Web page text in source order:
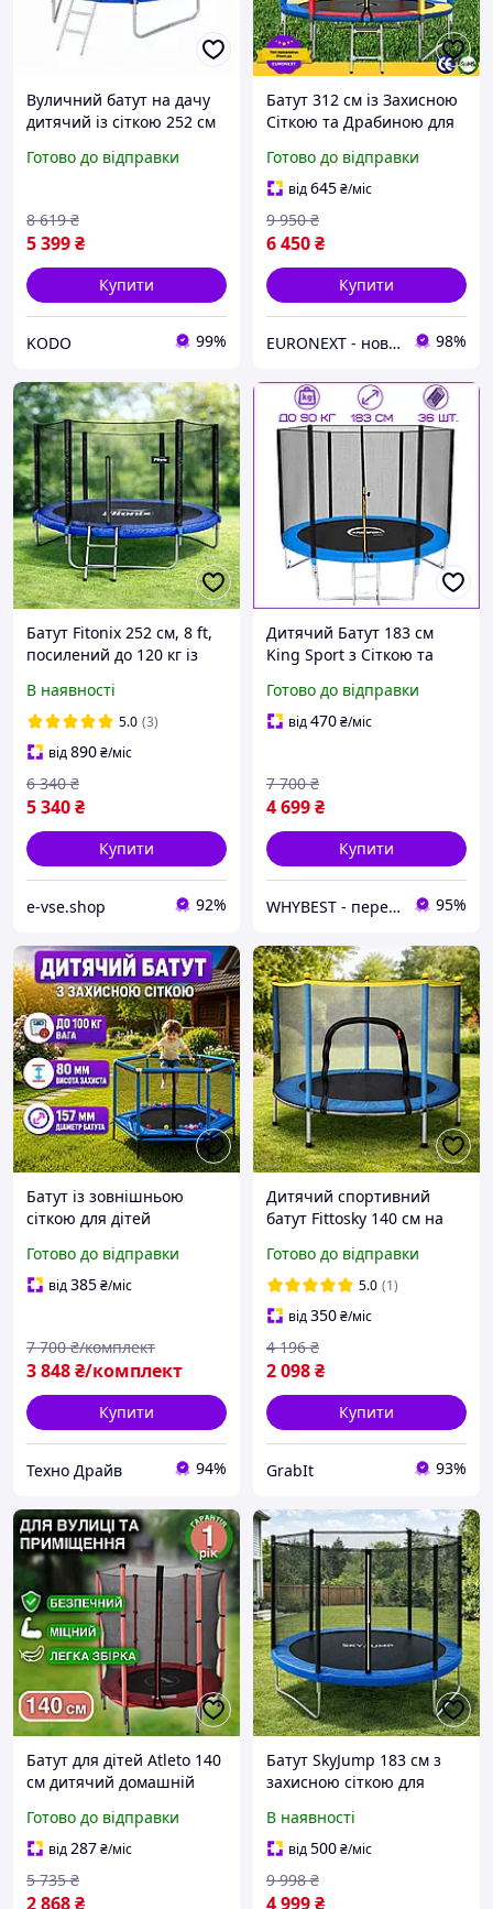
Вуличний батут на дачу
дитячий із сіткою 252 см
для дому, Батути для дачі
Готово до відправки
5 399₴
8 619 ₴
Купити
KODO 99%
Батут 312 см із Захисною
Сіткою та Драбиною для
Multikolor Дитячий Батут
з Пружинами на Дачу для
Стрибків
Готово до відправки
від645₴/міс
6 450₴
9 950 ₴
Купити
EURONEXT - нові товари для дому із Європи за найкращими цінами 98%
Батут Fitonix 252 см, 8 ft,
посилений до 120 кг із
та драбинкою для дітей,
дорослих на дачу.
В наявності
5.0 (3)
від890₴/міс
5 340₴
6 340 ₴
Купити
e-vse.shop 92%
Дитячий Батут 183 см
King Sport з Сіткою та
Батут на Пружинах
Спортивний Батут для
Готово до відправки
від470₴/міс
4 699₴
7 700 ₴
Купити
WHYBEST - перевірені товари за вигідними цінами 95%
Батут із зовнішньою
сіткою для дітей
дорослих Батут для
активного відпочинку на
Готово до відправки
від385₴/міс
3 848₴/комплект
7 700 ₴/комплект
Купити
Техно Драйв 94%
Дитячий спортивний
батут Fittosky 140 см на
внутрішньою захисною
сіткою для дачі для дітей
Готово до відправки
5.0 (1)
від350₴/міс
2 098₴
4 196 ₴
Купити
GrabIt 93%
Батут для дітей Atleto 140
см дитячий домашній
сіткою кімнатний до 50 кг
на дачу вуличний
Готово до відправки
від287₴/міс
2 868₴
5 735 ₴
Батут SkyJump 183 см з
захисною сіткою для
батут на двір безпечний
каркас міцний батут на
дачу для активного
В наявності
від500₴/міс
4 999₴
9 998 ₴